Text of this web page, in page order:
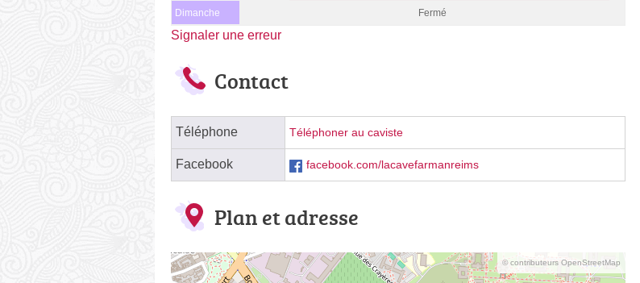
Dimanche Fermé
Signaler une erreur
Contact
Téléphone Téléphoner au caviste
Facebook facebook.com/lacavefarmanreims
Plan et adresse
© contributeurs OpenStreetMap